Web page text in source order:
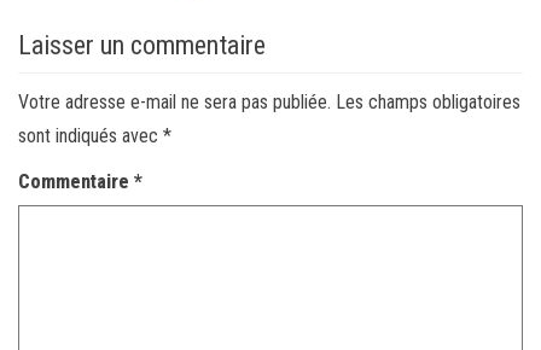
Laisser un commentaire
Votre adresse e-mail ne sera pas publiée. Les champs obligatoires
sont indiqués avec *
Commentaire *